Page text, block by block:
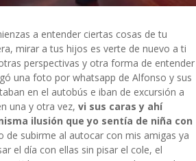
a entender ciertas cosas de tu
mirar a tus hijos es verte de nuevo a ti
perspectivas y otra forma de entender
una foto por whatsapp de Alfonso y sus
en el autobús e iban de excursión a
una y otra vez, vi sus caras y ahí
ilusión que yo sentía de niña con
de subirme al autocar con mis amigas ya
el día con ellas sin pisar el cole, el